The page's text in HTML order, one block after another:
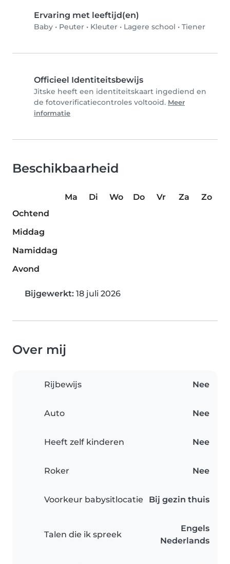
Ervaring met leeftijd(en)
Baby • Peuter • Kleuter • Lagere school • Tiener
Officieel Identiteitsbewijs
Jitske heeft een identiteitskaart ingediend en
de fotoverificatiecontroles voltooid. Meer
informatie
Beschikbaarheid
Ma Di Wo Do Vr Za
Zo
Ochtend
Middag
Namiddag
Avond
Bijgewerkt: 18 juli 2026
Over mij
Rijbewijs Nee
Auto Nee
Heeft zelf kinderen Nee
Roker Nee
Voorkeur babysitlocatie Bij gezin thuis
Talen die ik spreek
Engels
Nederlands